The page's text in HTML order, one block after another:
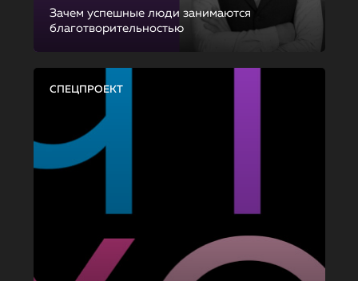
Зачем успешные люди занимаются
благотворительностью
СПЕЦПРОЕКТ